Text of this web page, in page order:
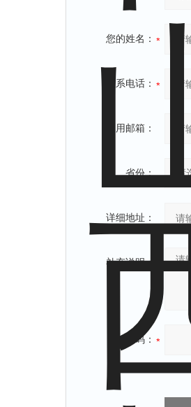
您的姓名：
联系电话：
常用邮箱：
省份：
详细地址：
补充说明：
验证码：